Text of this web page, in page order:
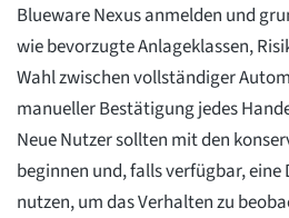
Blueware Nexus anmelden und
wie bevorzugte Anlageklassen,
Wahl zwischen vollständiger
manueller Bestätigung jedes
Neue Nutzer sollten mit den
beginnen und, falls verfügbar,
nutzen, um das Verhalten zu